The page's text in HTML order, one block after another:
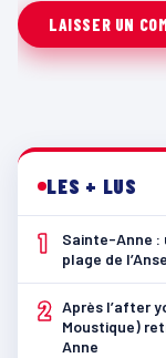
LES + LUS
1
Sainte-Anne :
plage de
2 Après l’after
Moustique)
Anne